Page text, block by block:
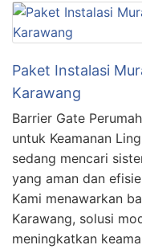
Paket Instalasi
Karawang
Barrier Gate
untuk Keamanan
sedang mencari
yang aman dan
Kami menawarkan
Karawang, solusi
meningkatkan